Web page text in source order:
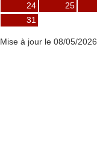
24
25
31
Mise à jour le 08/05/2026